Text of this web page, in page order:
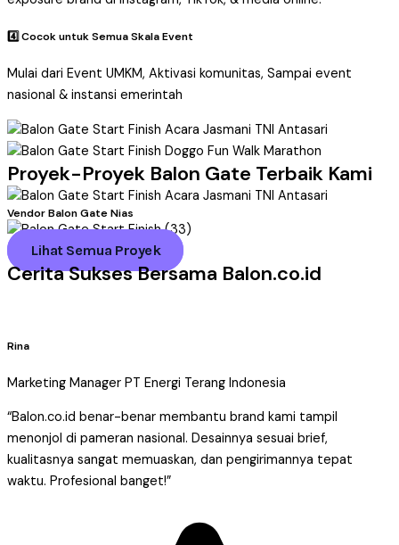
4️⃣ Cocok untuk Semua Skala Event
Mulai dari Event UMKM, Aktivasi komunitas, Sampai event
nasional & instansi emerintah
Proyek-Proyek Balon Gate Terbaik Kami
Vendor Balon Gate Nias
Lihat Semua Proyek
Cerita Sukses Bersama Balon.co.id
Rina
Marketing Manager PT Energi Terang Indonesia
“Balon.co.id benar-benar membantu brand kami tampil
menonjol di pameran nasional. Desainnya sesuai brief,
kualitasnya sangat memuaskan, dan pengirimannya tepat
waktu. Profesional banget!”